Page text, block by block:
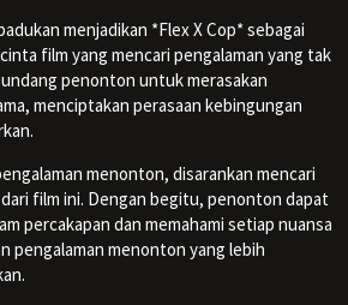
menjadikan *Flex X Cop* sebagai
film yang mencari pengalaman yang tak
penonton untuk merasakan
menciptakan perasaan kebingungan
menonton, disarankan mencari
film ini. Dengan begitu, penonton dapat
percakapan dan memahami setiap nuansa
pengalaman menonton yang lebih